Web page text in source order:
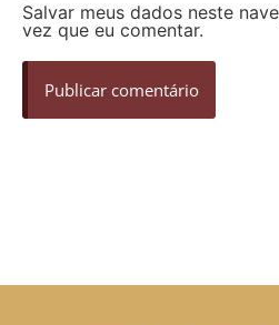
Salvar meus dados neste
vez que eu comentar.